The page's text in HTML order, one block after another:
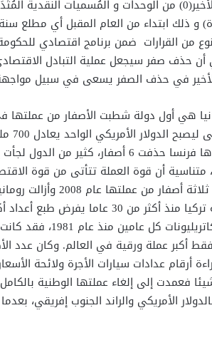
من القرارات ضمن برنامج اقتصادي
أن حذف صفر سيجعل عملية التبادل
في حذف الصفر يسعى في سبيل مواجهة
حذف 14 صفرا وبعدها فرنسا حذفت 6
متناسية أن قوة العملة تتأتى من قوة
التضخم الذي تعانيه تركيا منذ أكثر
أكبر عملة ورقية في العالم. وكان عدد
أرقام عدادات سيارات الأجرة ولائحة
فعمدت إلى إلغاء عملتها الوطنية